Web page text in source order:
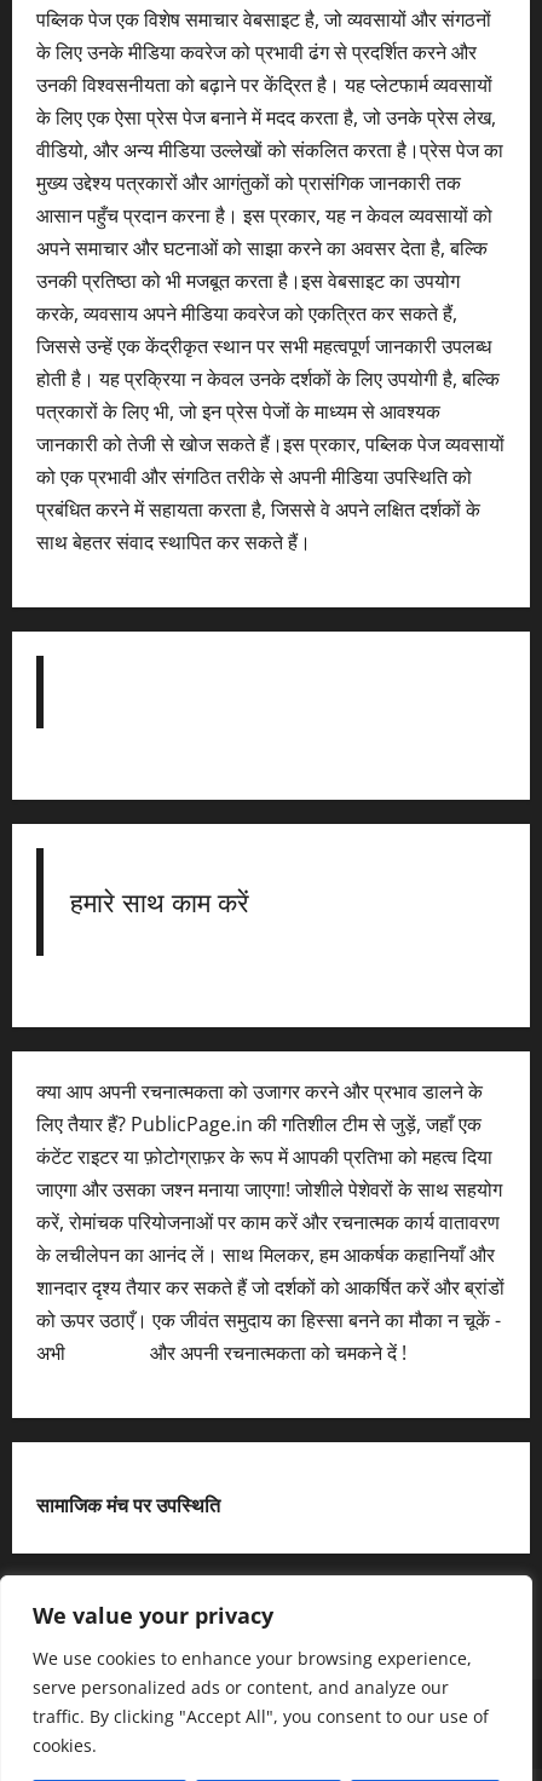
We value your privacy
We use cookies to enhance your browsing experience,
serve personalized ads or content, and analyze our
traffic. By clicking "Accept All", you consent to our use of
cookies.
पब्लिक पेज एक विशेष समाचार वेबसाइट है, जो व्यवसायों और संगठनों
के लिए उनके मीडिया कवरेज को प्रभावी ढंग से प्रदर्शित करने और
उनकी विश्वसनीयता को बढ़ाने पर केंद्रित है। यह प्लेटफार्म व्यवसायों
के लिए एक ऐसा प्रेस पेज बनाने में मदद करता है, जो उनके प्रेस लेख,
वीडियो, और अन्य मीडिया उल्लेखों को संकलित करता है।प्रेस पेज का
मुख्य उद्देश्य पत्रकारों और आगंतुकों को प्रासंगिक जानकारी तक
आसान पहुँच प्रदान करना है। इस प्रकार, यह न केवल व्यवसायों को
अपने समाचार और घटनाओं को साझा करने का अवसर देता है, बल्कि
उनकी प्रतिष्ठा को भी मजबूत करता है।इस वेबसाइट का उपयोग
करके, व्यवसाय अपने मीडिया कवरेज को एकत्रित कर सकते हैं,
जिससे उन्हें एक केंद्रीकृत स्थान पर सभी महत्वपूर्ण जानकारी उपलब्ध
होती है। यह प्रक्रिया न केवल उनके दर्शकों के लिए उपयोगी है, बल्कि
पत्रकारों के लिए भी, जो इन प्रेस पेजों के माध्यम से आवश्यक
जानकारी को तेजी से खोज सकते हैं।इस प्रकार, पब्लिक पेज व्यवसायों
को एक प्रभावी और संगठित तरीके से अपनी मीडिया उपस्थिति को
प्रबंधित करने में सहायता करता है, जिससे वे अपने लक्षित दर्शकों के
साथ बेहतर संवाद स्थापित कर सकते हैं।
हमारे साथ काम करें
क्या आप अपनी रचनात्मकता को उजागर करने और प्रभाव डालने के
लिए तैयार हैं? PublicPage.in की गतिशील टीम से जुड़ें, जहाँ एक
कंटेंट राइटर या फ़ोटोग्राफ़र के रूप में आपकी प्रतिभा को महत्व दिया
जाएगा और उसका जश्न मनाया जाएगा! जोशीले पेशेवरों के साथ सहयोग
करें, रोमांचक परियोजनाओं पर काम करें और रचनात्मक कार्य वातावरण
के लचीलेपन का आनंद लें। साथ मिलकर, हम आकर्षक कहानियाँ और
शानदार दृश्य तैयार कर सकते हैं जो दर्शकों को आकर्षित करें और ब्रांडों
को ऊपर उठाएँ। एक जीवंत समुदाय का हिस्सा बनने का मौका न चूकें -
अभी
और अपनी रचनात्मकता को चमकने दें !
सामाजिक मंच पर उपस्थिति
X
हमसे जुड़ें
आधिकारिक नीति पृष्ठ (Privacy Policy)